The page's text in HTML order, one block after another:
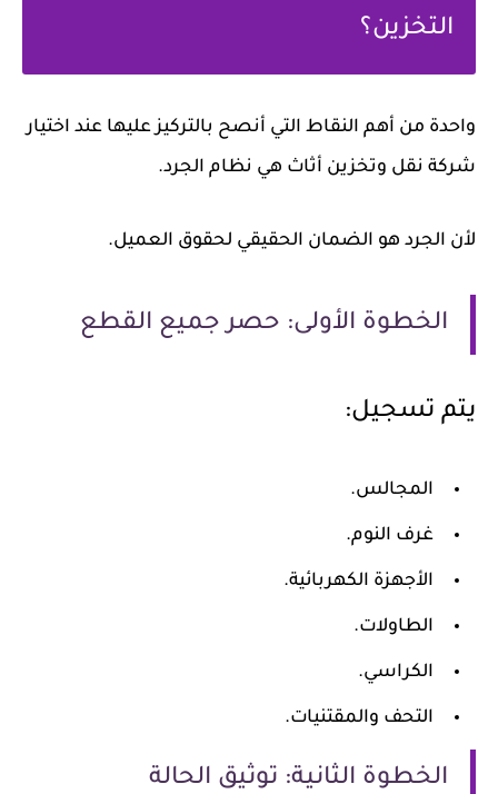
التخزين؟
واحدة من أهم النقاط التي أنصح بالتركيز عليها عند اختيار
شركة نقل وتخزين أثاث هي نظام الجرد.
لأن الجرد هو الضمان الحقيقي لحقوق العميل.
الخطوة الأولى: حصر جميع القطع
يتم تسجيل:
المجالس.
غرف النوم.
الأجهزة الكهربائية.
الطاولات.
الكراسي.
التحف والمقتنيات.
الخطوة الثانية: توثيق الحالة